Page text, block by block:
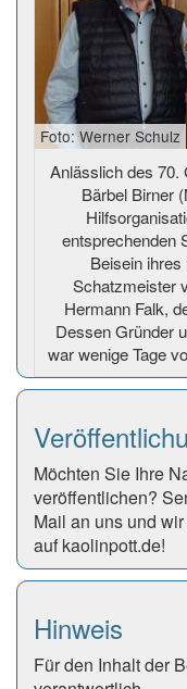
Foto: Werner Schulz
Anlässlich des 70.
Bärbel Birner
entsprechenden
Beisein
Schatzmeister
Hermann Falk,
Dessen Gründer
war wenige Tage
Möchten Sie Ihre
veröffentlichen?
Mail an uns und
auf kaolinpott.de!
Hinweis
Für den Inhalt der